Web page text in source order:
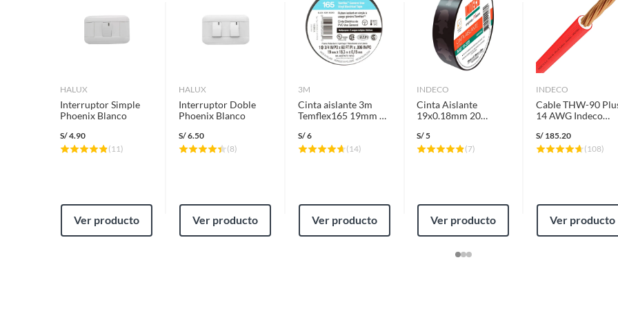
HALUX
Interruptor Simple
Phoenix Blanco
S/4.90
( 11)
Ver producto
HALUX
Interruptor Doble
Phoenix Blanco
S/6.50
(8)
Ver producto
3M
Cinta aislante 3m
Temflex165 19mm 18
S/6
( 14)
Ver producto
INDECO
Cinta Aislante
19x0.18mm 20
S/5
(7)
Ver producto
INDECO
Cable THW-90
14 AWG Indeco
Metros
S/ 185.20
( 108)
Ver producto